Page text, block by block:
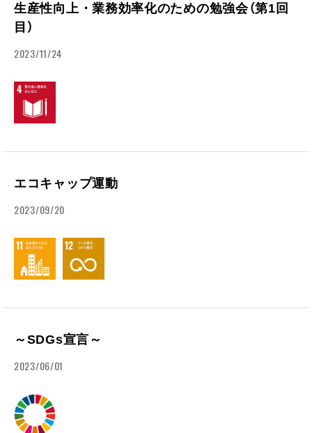
生産性向上・業務効率化のための勉強会（第1回
目）
2023/11/24
エコキャップ運動
2023/09/20
～SDGs宣言～
2023/06/01